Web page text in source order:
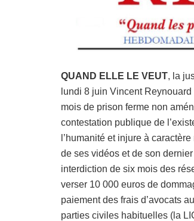
QUAND ELLE LE VEUT, la
lundi 8 juin Vincent
mois de prison ferme non
contestation publique de
l’humanité et injure à
de ses vidéos et de son
interdiction de six mois des
verser 10 000 euros de
paiement des frais d’avocats
parties civiles habituelles (la